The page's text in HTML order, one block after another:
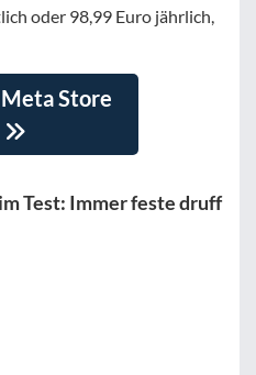
oder 98,99 Euro jährlich,
Store
Test: Immer feste druff